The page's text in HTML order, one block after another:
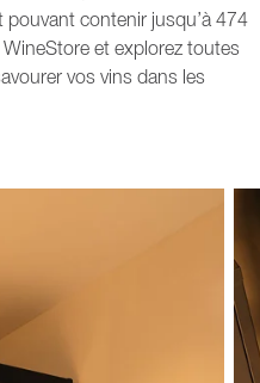
pouvant contenir jusqu’à 474
et explorez toutes
vos vins dans les